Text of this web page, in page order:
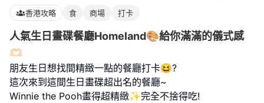
香港攻略 食 商場 打卡
人氣生日畫碟餐廳Homeland🎨給你滿滿的儀式感
🫶🏻
朋友生日想找間精緻一點的餐廳打卡😆?
這次來到這間生日畫碟超出名的餐廳~
Winnie the Pooh畫得超精緻✨完全不捨得吃!